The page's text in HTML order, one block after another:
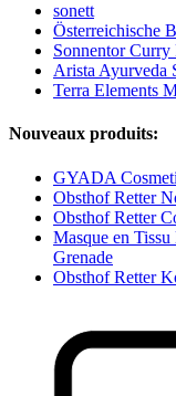
sonett
Österreichische
Sonnentor
Arista Ayurveda
Terra Elements
Nouveaux produits:
GYADA
Obsthof Retter
Obsthof Retter
Masque en
Grenade
Obsthof Retter